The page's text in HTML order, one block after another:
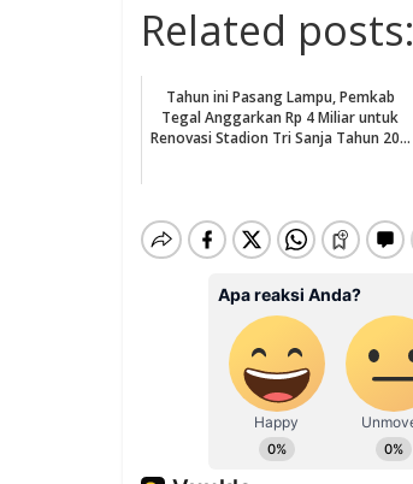
Related posts:
Tahun ini Pasang Lampu, Pemkab
Tegal Anggarkan Rp 4 Miliar untuk
Renovasi Stadion Tri Sanja Tahun 20...